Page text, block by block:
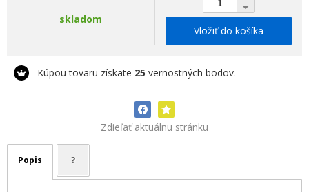
skladom
Vložiť do košíka
Kúpou tovaru získate 25 vernostných bodov.
Zdieľať aktuálnu stránku
Popis ?